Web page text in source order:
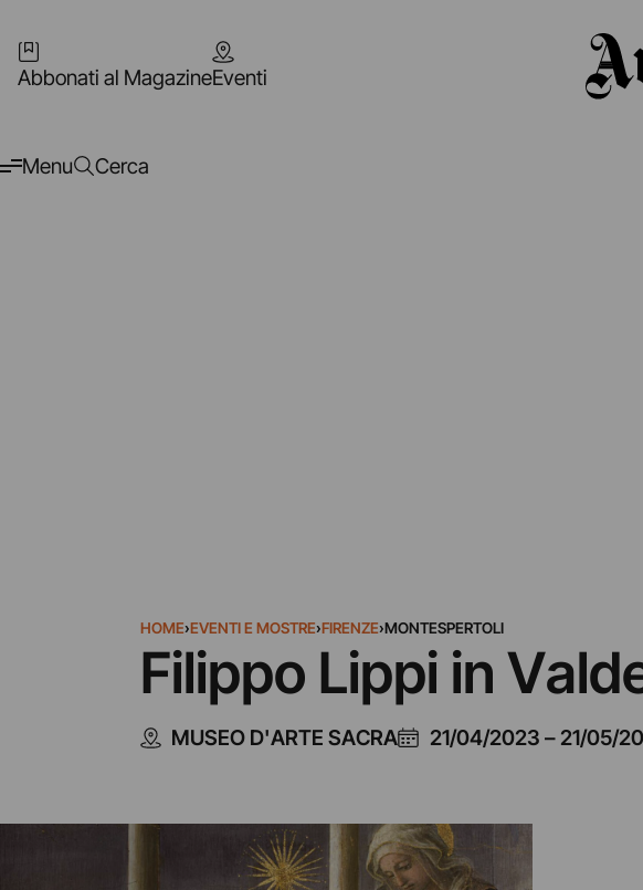
Abbonati al MagazineEventi
Menu Cerca
HOME›EVENTI E MOSTRE›FIRENZE›MONTESPERTOLI
Filippo Lippi in
MUSEO D'ARTE SACRA 21/04/2023 – 21/05/